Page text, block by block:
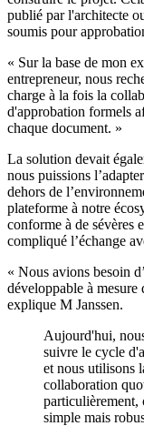
publié par l'architecte
soumis pour
« Sur la base de mon
entrepreneur, nous
charge à la fois la
d'approbation formels
chaque document. »
La solution devait
nous puissions
dehors de
plateforme à notre
conforme à de sévères
compliqué l’échange
« Nous avions besoin
développable à mesure
explique M Janssen.
Aujourd'hui,
suivre le cycle
et nous utilisons
collaboration
particulièrement,
simple mais